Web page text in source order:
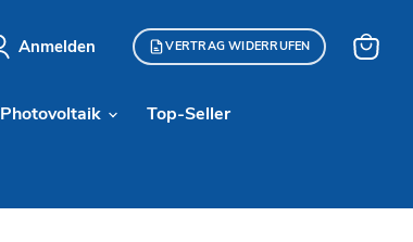
Anmelden VERTRAG WIDERRUFEN
Photovoltaik Top-Seller